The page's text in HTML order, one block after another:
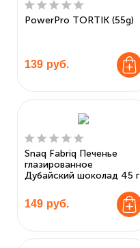
PowerPro TORTIK (55g)
139 руб.
Snaq Fabriq Печенье
глазированное
Дубайский шоколад 45 г
149 руб.